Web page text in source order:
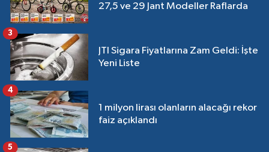
27,5 ve 29 Jant Modeller Raflarda
JTI Sigara Fiyatlarına Zam Geldi: İşte
Yeni Liste
3
1 milyon lirası olanların alacağı rekor
faiz açıklandı
4
5